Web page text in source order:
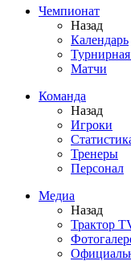
Чемпионат
Назад
Календарь
Матчи
Команда
Назад
Игроки
Тренеры
Персонал
Медиа
Назад
Трактор